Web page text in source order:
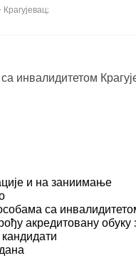
Крагујевац;
инвалидитетом
и на заниимање
са
акредитовану обуку